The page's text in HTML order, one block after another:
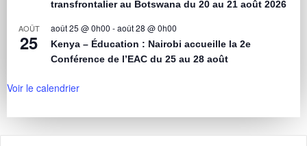
transfrontalier au Botswana du 20 au 21 août 2026
AOÛT
25
août 25 @ 0h00 -août 28 @ 0h00
Kenya – Éducation : Nairobi accueille la 2e
Conférence de l’EAC du 25 au 28 août
Voir le calendrier